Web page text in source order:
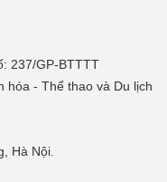
237/GP-BTTTT
hóa - Thể thao và Du lịch
Hà Nội.